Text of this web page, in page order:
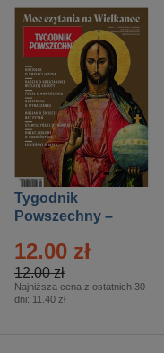
Tygodnik
Powszechny –
12.00 zł
12.00 zł
Najniższa cena z ostatnich 30
dni: 11.40 zł